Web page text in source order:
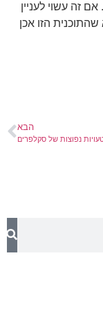
זה עשוי לעניין
שהתוכנית הזו אכן
הבא